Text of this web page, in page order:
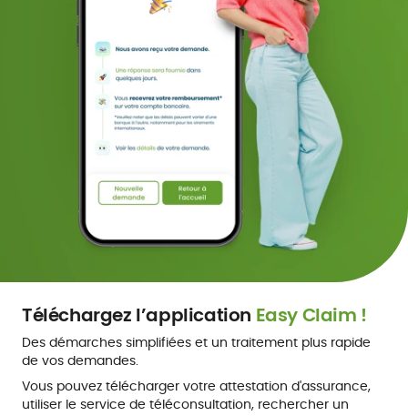
Téléchargez l’application Easy Claim !
Des démarches simplifiées et un traitement plus rapide
de vos demandes.
Vous pouvez télécharger votre attestation d'assurance,
utiliser le service de téléconsultation, rechercher un